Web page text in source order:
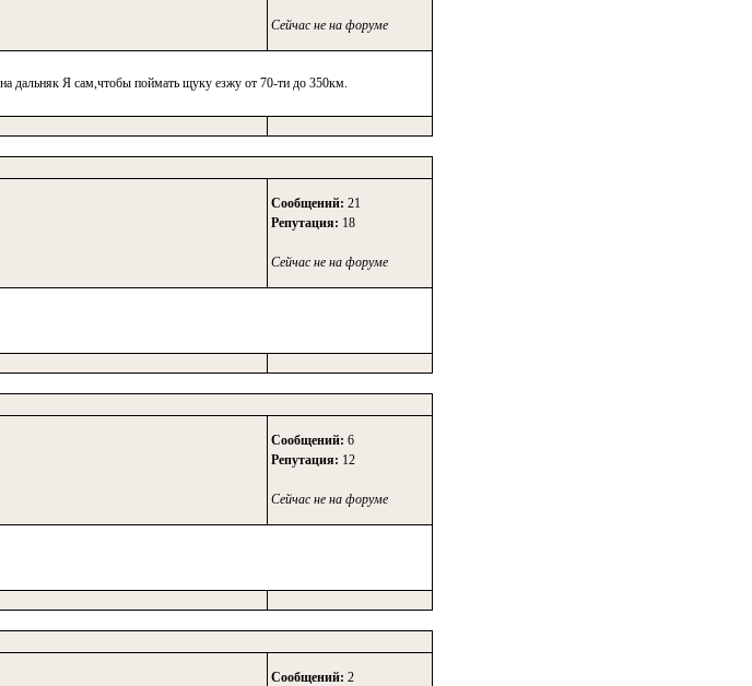
Сейчас не на форуме
дальняк Я сам,чтобы поймать щуку езжу от 70-ти до 350км.
Сообщений: 21
Репутация: 18
Сейчас не на форуме
Сообщений: 6
Репутация: 12
Сейчас не на форуме
Сообщений: 2